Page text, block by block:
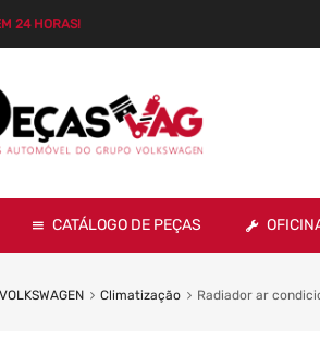
24 HORAS!
CATÁLOGO DE PEÇAS
VOLKSWAGEN Climatização Radiador ar